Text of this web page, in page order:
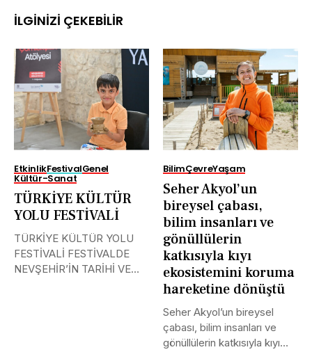
İLGINIZI ÇEKEBILIR
EtkinlikFestivalGenel
Kültür-Sanat
TÜRKİYE KÜLTÜR
YOLU FESTİVALİ
TÜRKİYE KÜLTÜR YOLU
FESTİVALİ FESTİVALDE
NEVŞEHİR’İN TARİHİ VE
BilimÇevreYaşam
Seher Akyol’un
bireysel çabası,
bilim insanları ve
gönüllülerin
katkısıyla kıyı
ekosistemini koruma
hareketine dönüştü
Seher Akyol’un bireysel
çabası, bilim insanları ve
gönüllülerin katkısıyla kıyı